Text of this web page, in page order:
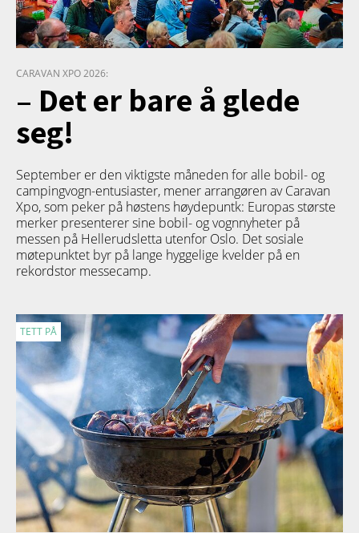
CARAVAN XPO 2026:
– Det er bare å glede
seg!
September er den viktigste måneden for alle bobil- og
campingvogn-entusiaster, mener arrangøren av Caravan
Xpo, som peker på høstens høydepuntk: Europas største
merker presenterer sine bobil- og vognnyheter på
messen på Hellerudsletta utenfor Oslo. Det sosiale
møtepunktet byr på lange hyggelige kvelder på en
rekordstor messecamp.
TETT PÅ